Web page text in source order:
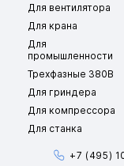
Для вентилятора
Для крана
Для
промышленности
Трехфазные 380В
Для гриндера
Для компрессора
Для станка
+7 (495)